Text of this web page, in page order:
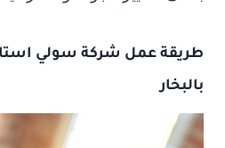
طريقة عمل شركة سولي
بالبخار